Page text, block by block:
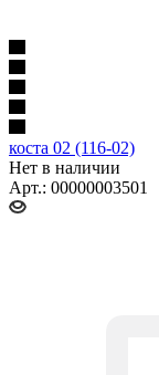
коста 02 (116-02)
Нет в наличии
Арт.: 00000003501